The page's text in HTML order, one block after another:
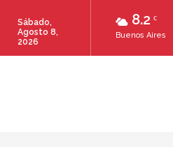
8.2 C
Buenos Aires
Sábado,
Agosto 8,
2026